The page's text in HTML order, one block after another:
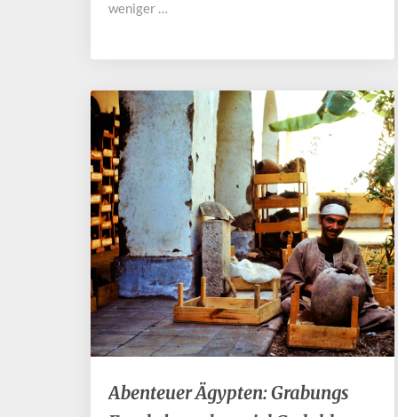
weniger …
Abenteuer
Ägypten:
Abenteuer Ägypten: Grabungs